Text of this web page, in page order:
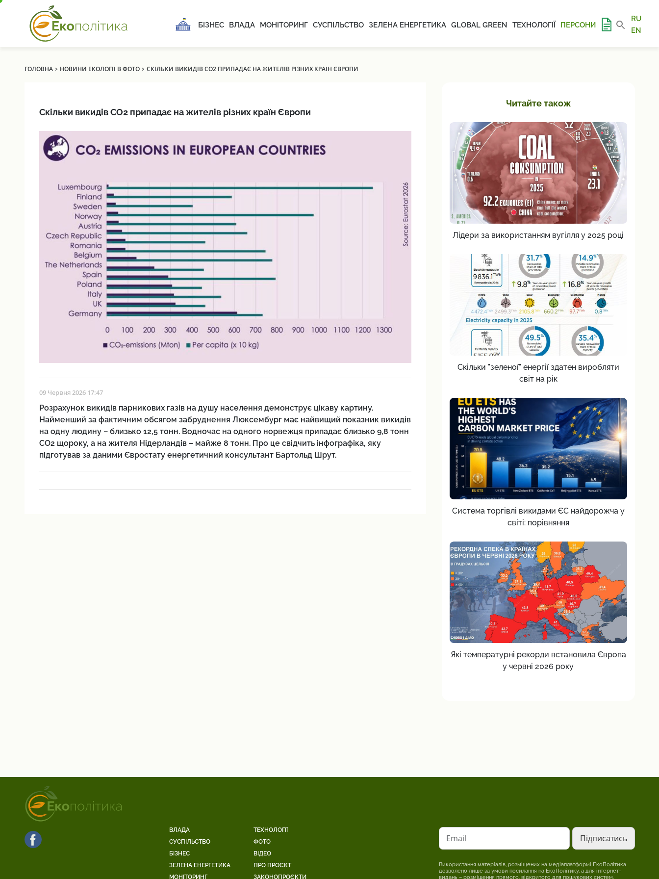
БІЗНЕС ВЛАДА МОНІТОРИНГ СУСПІЛЬСТВО ЗЕЛЕНА ЕНЕРГЕТИКА GLOBAL GREEN ТЕХНОЛОГІЇ ПЕРСОНИ
RU
EN
ГОЛОВНА› НОВИНИ ЕКОЛОГІЇ В ФОТО› СКІЛЬКИ ВИКИДІВ СО2 ПРИПАДАЄ НА ЖИТЕЛІВ РІЗНИХ КРАЇН ЄВРОПИ
Скільки викидів СО2 припадає на жителів різних країн Європи
09 Червня 2026 17:47
Розрахунок викидів парникових газів на душу населення демонструє цікаву картину.
Найменший за фактичним обсягом забруднення Люксембург має найвищий показник викидів
на одну людину – близько 12,5 тонн. Водночас на одного норвежця припадає близько 9,8 тонн
СО2 щороку, а на жителя Нідерландів – майже 8 тонн. Про це свідчить інфографіка, яку
підготував за даними Євростату енергетичний консультант Бартольд Шрут.
Читайте також
Лідери за використанням вугілля у 2025 році
Скільки "зеленої" енергії здатен виробляти
світ на рік
Система торгівлі викидами ЄС найдорожча у
світі: порівняння
Які температурні рекорди встановила Європа
у червні 2026 року
ВЛАДА
СУСПІЛЬСТВО
БІЗНЕС
ЗЕЛЕНА ЕНЕРГЕТИКА
МОНІТОРИНГ
ТЕХНОЛОГІЇ
ФОТО
ВІДЕО
ПРО ПРОЄКТ
ЗАКОНОПРОЄКТИ
Email
Використання матеріалів, розміщених на медіаплатформі ЕкоПолітика
дозволено лише за умови посилання на ЕкоПолітику, а для інтернет-
видань – розміщення прямого, відкритого для пошукових систем,